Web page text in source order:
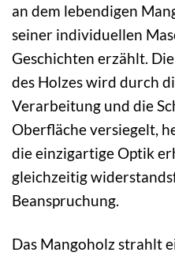
an dem lebendigen
seiner individuellen
Geschichten erzählt.
des Holzes wird durch
Verarbeitung und die
Oberfläche versiegelt,
die einzigartige Optik
gleichzeitig
Beanspruchung.
Das Mangoholz strahlt